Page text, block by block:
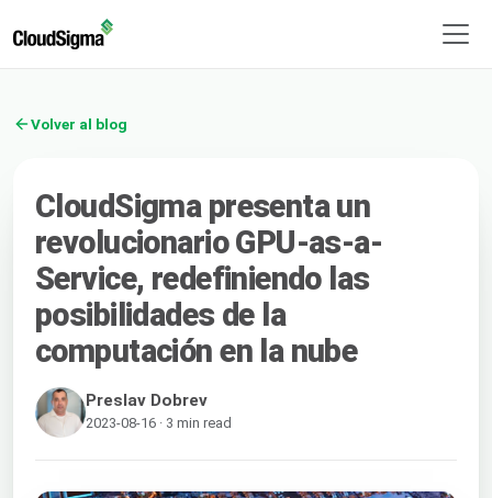
Volver al blog
CloudSigma presenta un
revolucionario GPU-as-a-
Service, redefiniendo las
posibilidades de la
computación en la nube
Preslav Dobrev
2023-08-16 · 3 min read